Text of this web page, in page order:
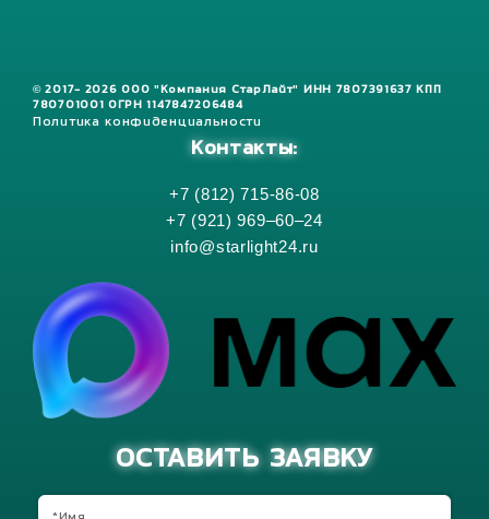
© 2017- 2026 ООО "Компания СтарЛайт" ИНН 7807391637 КПП
780701001 ОГРН 1147847206484
Политика конфиденциальности
Контакты:
+7 (812) 715-86-08
+7 (921) 969–60–24
info@starlight24.ru
ОСТАВИТЬ ЗАЯВКУ